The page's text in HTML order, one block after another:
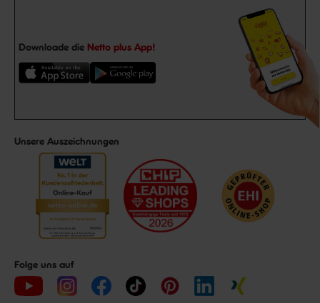
Downloade die Netto plus App!
Unsere Auszeichnungen
Folge uns auf